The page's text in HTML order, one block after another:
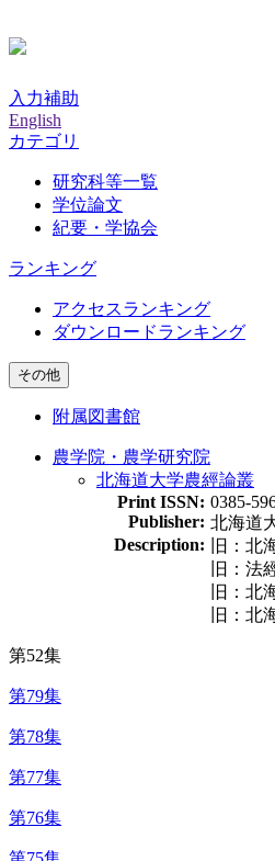
入力補助
English
カテゴリ
研究科等一覧
学位論文
紀要・学協会
ランキング
アクセスランキング
ダウンロードランキング
その他
附属図書館
農学院・農学研究院
北海道大学農經論叢
Print ISSN: 0385-
Publisher: 北海道
Description:
旧：北
旧：法
旧：北
旧：北
第52集
第79集
第78集
第77集
第76集